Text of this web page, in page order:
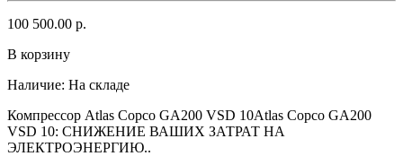
100 500.00 р.
В корзину
Наличие: На складе
Компрессор Atlas Copco GA200 VSD 10Atlas Copco GA200
VSD 10: СНИЖЕНИЕ ВАШИХ ЗАТРАТ НА
ЭЛЕКТРОЭНЕРГИЮ..